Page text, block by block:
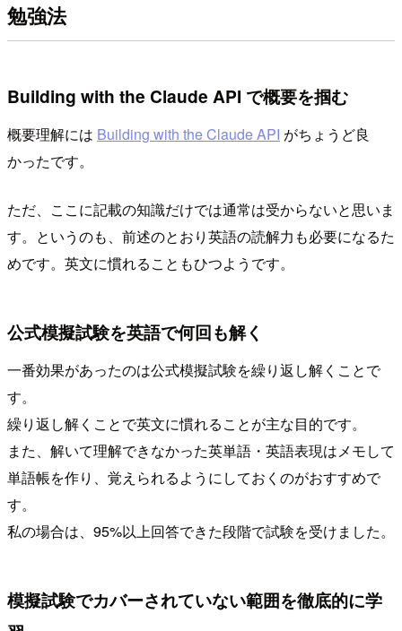
勉強法
Building with the Claude API で概要を掴む
概要理解には Building with the Claude API がちょうど良
かったです。
ただ、ここに記載の知識だけでは通常は受からないと思いま
す。というのも、前述のとおり英語の読解力も必要になるた
めです。英文に慣れることもひつようです。
公式模擬試験を英語で何回も解く
一番効果があったのは公式模擬試験を繰り返し解くことで
す。
繰り返し解くことで英文に慣れることが主な目的です。
また、解いて理解できなかった英単語・英語表現はメモして
単語帳を作り、覚えられるようにしておくのがおすすめで
す。
私の場合は、95%以上回答できた段階で試験を受けました。
模擬試験でカバーされていない範囲を徹底的に学